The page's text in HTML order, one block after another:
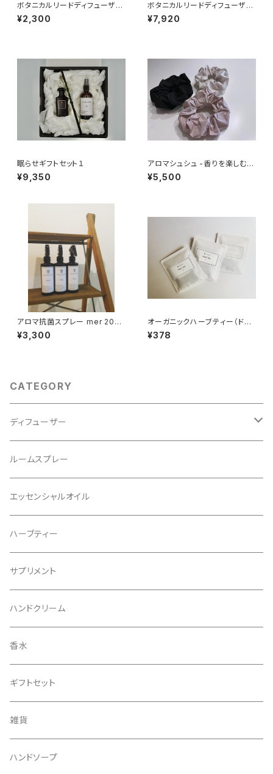
ボタニカルリードディフューザー
01（リフィル）
¥2,300
ボタニカルリードディフューザー
&リフィルギフトセット
¥7,920
眠らせギフトセット１
¥9,350
アロマシュシュ -香りを楽しむシ
ュシュ-
¥5,500
アロマ抗菌スプレー mer 200
ml
¥3,300
オーガニックハーブティー（ドリ
ップ式 1パック入り）
¥378
CATEGORY
ディフューザー
レフィル
リフィル
ルームスプレー
エッセンシャルオイル
ハーブティー
サプリメント
ハンドクリーム
香水
ギフトセット
雑貨
ハンドソープ